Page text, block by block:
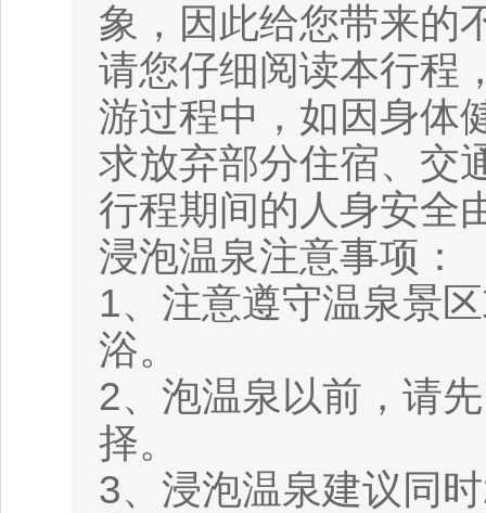
象，因此给您带来的
请您仔细阅读本行程
游过程中，如因身体
求放弃部分住宿、交
行程期间的人身安全
浸泡温泉注意事项：
1、注意遵守温泉景
浴。
2、泡温泉以前，请
择。
3、浸泡温泉建议同